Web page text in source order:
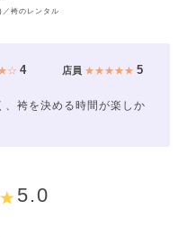
袴のレンタル
4 店員 ★★★★★5
、袴を決める時間が楽しか
5.0